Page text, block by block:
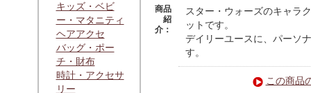
キッズ・ベビ
ー・マタニティ
ヘアアクセ
バッグ・ポー
チ・財布
時計・アクセサ
リー
商品
紹
介：
スター・ウォーズのキャラ
ットです。
デイリーユースに、パーソ
す。
この商品